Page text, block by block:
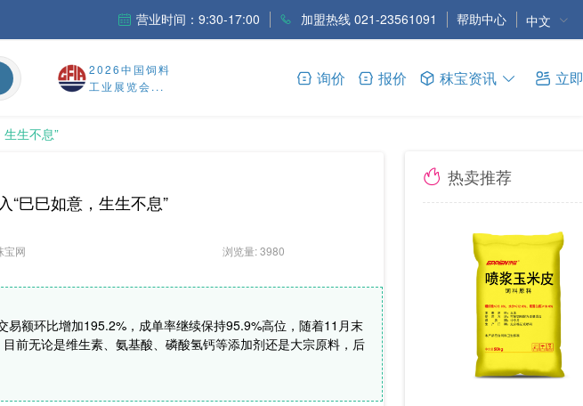
营业时间：9:30-17:00 加盟热线 021-23561091 帮助中心 中文
2026中国饲料
工业展览会...
询价 报价 秣宝资讯 立
生生不息”
“巳巳如意，生生不息”
宝网 浏览量: 3980
额环比增加195.2%，成单率继续保持95.9%高位，随着11月末
前无论是维生素、氨基酸、磷酸氢钙等添加剂还是大宗原料，后
热卖推荐